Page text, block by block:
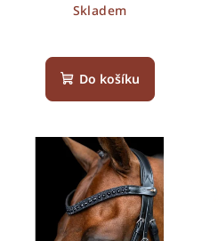
Skladem
Do košíku